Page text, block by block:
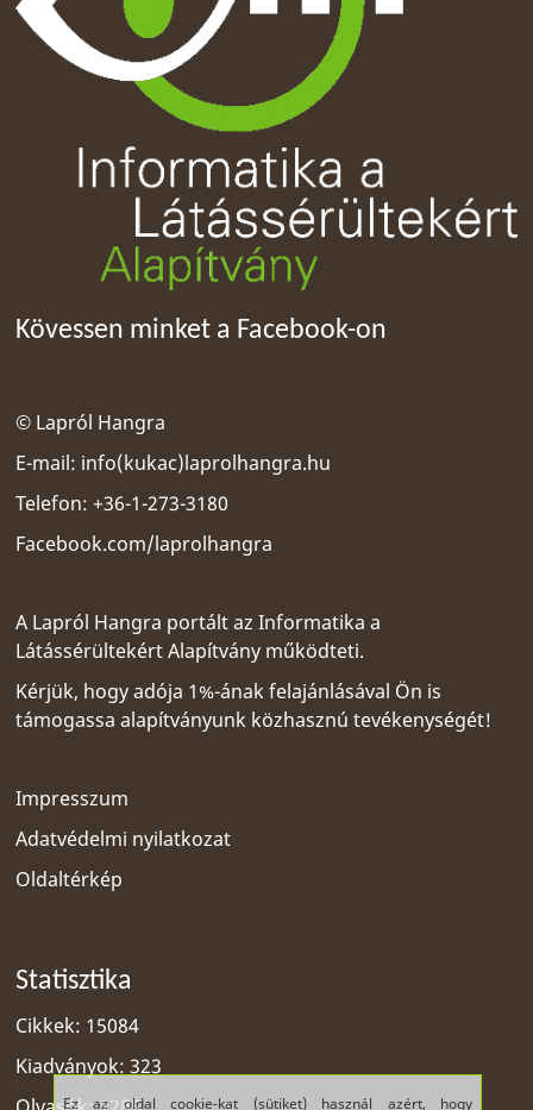
Ez az oldal cookie-kat (sütiket) használ azért, hogy
Kövessen minket a Facebook-on
© Lapról Hangra
E-mail: info(kukac)laprolhangra.hu
Telefon: +36-1-273-3180
Facebook.com/laprolhangra
A Lapról Hangra portált azInformatika a
Látássérültekért Alapítvány működteti.
Kérjük, hogy adója 1%-ának felajánlásával Ön is
támogassa alapítványunk közhasznú tevékenységét!
Impresszum
Adatvédelmi nyilatkozat
Oldaltérkép
Statisztika
Cikkek: 15084
Kiadványok: 323